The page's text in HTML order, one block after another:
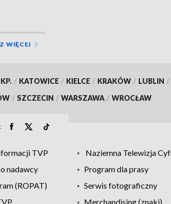
WIĘCEJ
/ KATOWICE / KIELCE / KRAKÓW / LUBLIN /
/ SZCZECIN / WARSZAWA / WROCŁAW
TVP Naziemna Telewizja
nadawcy
Program dla prasy
(ROPAT)
Serwis fotograficzny
Merchandising (znaki)